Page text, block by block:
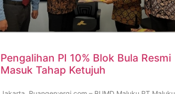
Pengalihan PI 10% Blok Bula Resmi
Masuk Tahap Ketujuh